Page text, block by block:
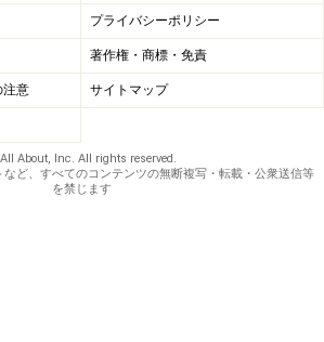
めたのだったら、正直にそう言って
にと言うと、『どうしても言い出せ
い』と。またイラッとはきました
だから仕方がない。なるべく早く仕
、経済的な問題だけではなくて、人
もいいことも学ぶと思うからと言っ
プライバシーポリシー
著作権・商標・免責
注意 サイトマップ
About, Inc. All rights reserved.
ど、すべてのコンテンツの無断複写・転載・公衆送信等
を禁じます